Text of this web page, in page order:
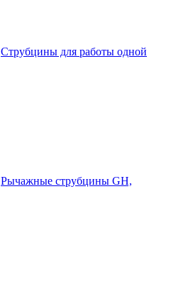
Струбцины для работы одной
Рычажные струбцины GH,